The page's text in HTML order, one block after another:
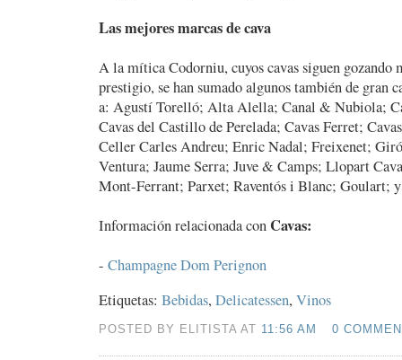
Las mejores marcas de cava
A la mítica Codorniu, cuyos cavas siguen gozando
prestigio, se han sumado algunos también de gran
a: Agustí Torelló; Alta Alella; Canal & Nubiola;
Cavas del Castillo de Perelada; Cavas Ferret;
Celler Carles Andreu; Enric Nadal; Freixenet;
Ventura; Jaume Serra; Juve & Camps; Llopart
Mont-Ferrant; Parxet; Raventós i Blanc; Goulart;
Información relacionada conCavas:
- Champagne Dom Perignon
Etiquetas: Bebidas, Delicatessen, Vinos
POSTED BY ELITISTA AT 11:56 AM 0